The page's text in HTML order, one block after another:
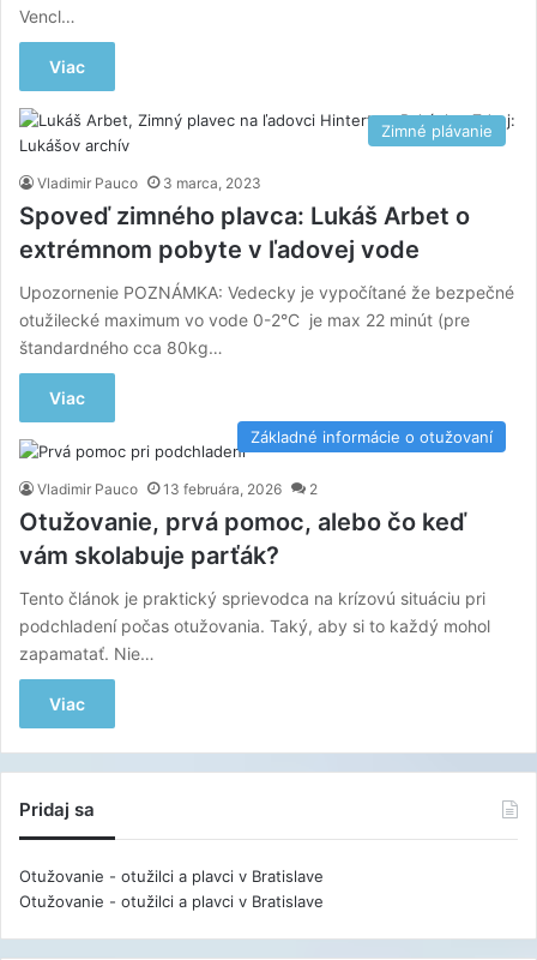
Vencl…
Viac
Zimné plávanie
Vladimir Pauco 3 marca, 2023
Spoveď zimného plavca: Lukáš Arbet o
extrémnom pobyte v ľadovej vode
Upozornenie POZNÁMKA: Vedecky je vypočítané že bezpečné
otužilecké maximum vo vode 0-2°C je max 22 minút (pre
štandardného cca 80kg…
Viac
Základné informácie o otužovaní
Vladimir Pauco 13 februára, 2026 2
Otužovanie, prvá pomoc, alebo čo keď
vám skolabuje parťák?
Tento článok je praktický sprievodca na krízovú situáciu pri
podchladení počas otužovania. Taký, aby si to každý mohol
zapamatať. Nie…
Viac
Pridaj sa
Otužovanie - otužilci a plavci v Bratislave
Otužovanie - otužilci a plavci v Bratislave